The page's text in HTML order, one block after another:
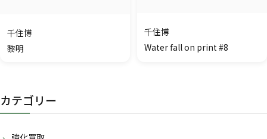
千住博
黎明
千住博
Water fall on print #8
カテゴリー